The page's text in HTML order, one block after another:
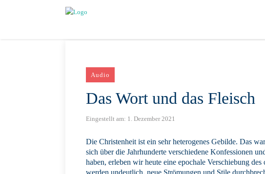
Audio
Das Wort und das Fleisch
Eingestellt am: 1. Dezember 2021
Die Christenheit ist ein sehr heterogenes Gebilde. Das
sich über die Jahrhunderte verschiedene Konfessionen
haben, erleben wir heute eine epochale Verschiebung
werden undeutlich, neue Strömungen und Stile